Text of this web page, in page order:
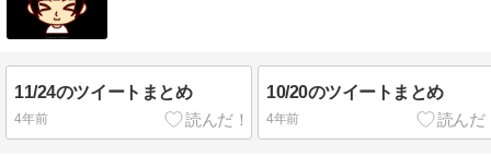
11/24のツイートまとめ
4年前
10/20のツイートまとめ
4年前